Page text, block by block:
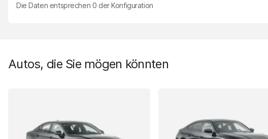
Die Daten entsprechen 0 der Konfiguration
Autos, die Sie mögen könnten